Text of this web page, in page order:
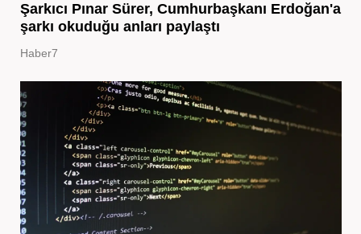
Şarkıcı Pınar Sürer, Cumhurbaşkanı Erdoğan'a
şarkı okuduğu anları paylaştı
Haber7